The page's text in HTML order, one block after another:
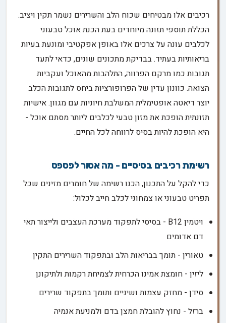
רכיבים אלו מבטיחים שכוח הלב והשרירים נשמר תקין ויציב.
הכללת תוספי תזונה מיוחדים בעת הכנת אוכל טבעוני
לכלבים עונה על צרכים אלו באופן אפקטיבי ומונעת בעיות
בריאותיות בעתיד. בבדיקת מתכונים שונים, כדאי לתעד
תגובות כמו מרקם הפרווה, התלהבות מהאוכל ועקביות
הצואה. כוונון עדין של הפרופורציות ביחס לתגובות הכלב
יוצר דיאטה אופטימלית המשלבת חיוניות עם מגוון. אישיות
תזונתית הופכת את מזון טבעי לכלבים ליותר מסתם אוכל -
היא הופכת להיות בסיס לרווחה לכל החיים.
רשימת רכיבים בסיסיים - מה אסור לפספס
כדי להקל על התכנון, הכנו רשימה של חומרים מזינים שכל
תפריט טבעוני או צמחוני לכלב חייב לכלול:
ויטמין B12 - בסיסי לתפקוד מערכת העצבים ולייצור תאי
דם אדומים
טאורין - תומך בבריאות הלב ובתפקוד השרירים התקין
ליזין - חומצת אמינו הכרחית לצמיחת רקמות ולתיקונן
סידן - מחזק עצמות ושיניים ותומך בתפקוד שרירים
ברזל - נחוץ להובלת חמצן בדם ולמניעת אנמיה